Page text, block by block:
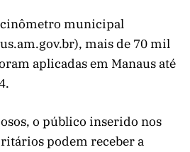
municipal
mais de 70 mil
aplicadas em Manaus até
o público inserido nos
podem receber a